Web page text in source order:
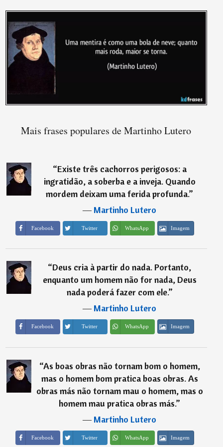
Mais frases populares de Martinho Lutero
“Existe três cachorros perigosos: a
ingratidão, a soberba e a inveja. Quando
mordem deixam uma ferida profunda.”
―Martinho Lutero
Facebook Twitter WhatsApp Imagem
“Deus cria à partir do nada. Portanto,
enquanto um homem não for nada, Deus
nada poderá fazer com ele.”
―Martinho Lutero
Facebook Twitter WhatsApp Imagem
“As boas obras não tornam bom o homem,
mas o homem bom pratica boas obras. As
obras más não tornam mau o homem, mas o
homem mau pratica obras más.”
―Martinho Lutero
Facebook Twitter WhatsApp Imagem